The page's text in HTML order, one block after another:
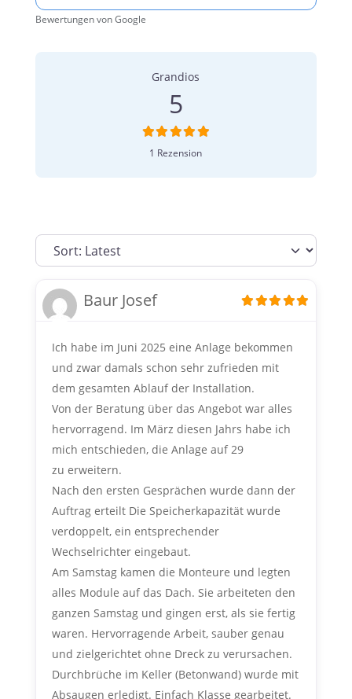
Bewertungen von Google
Grandios
5
1 Rezension
Baur Josef
Ich habe im Juni 2025 eine Anlage bekommen
und zwar damals schon sehr zufrieden mit
dem gesamten Ablauf der Installation.
Von der Beratung über das Angebot war alles
hervorragend. Im März diesen Jahrs habe ich
mich entschieden, die Anlage auf 29
zu erweitern.
Nach den ersten Gesprächen wurde dann der
Auftrag erteilt Die Speicherkapazität wurde
verdoppelt, ein entsprechender
Wechselrichter eingebaut.
Am Samstag kamen die Monteure und legten
alles Module auf das Dach. Sie arbeiteten den
ganzen Samstag und gingen erst, als sie fertig
waren. Hervorragende Arbeit, sauber genau
und zielgerichtet ohne Dreck zu verursachen.
Durchbrüche im Keller (Betonwand) wurde mit
Absaugen erledigt. Einfach Klasse gearbeitet.